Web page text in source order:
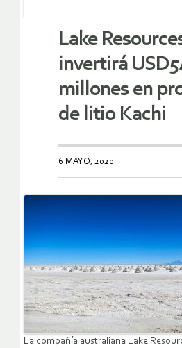
Lake
invertirá
millones en
de litio Kachi
6 MAYO, 2020
La compañía australiana Lake